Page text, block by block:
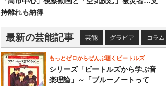
持離れも納得
最新の芸能記事 芸能 グラビア コラム
もっとゼロからぜんぶ聴くビートルズ
シリーズ「ビートルズから学ぶ音
楽理論」～「ブルーノートって